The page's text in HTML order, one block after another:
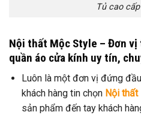
Tủ cao
Nội thất Mộc Style – Đơn
quần áo cửa kính uy tín,
Luôn là một đơn vị đứng
khách hàng tin chọn Nội
sản phẩm đến tay khách